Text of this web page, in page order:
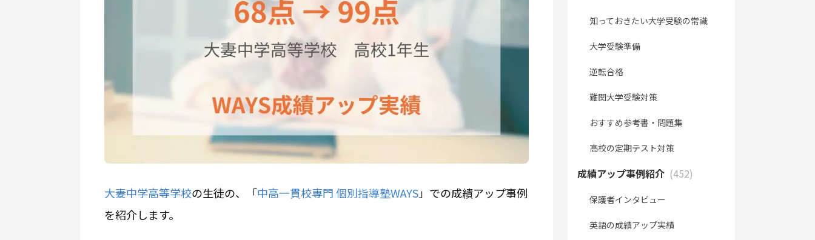
大妻中学高等学校の生徒の、「中高一貫校専門 個別指導塾WAYS」での成績アップ事例
を紹介します。
知っておきたい大学受験の常識
大学受験準備
逆転合格
難関大学受験対策
おすすめ参考書・問題集
高校の定期テスト対策
成績アップ事例紹介 (452)
保護者インタビュー
英語の成績アップ実績